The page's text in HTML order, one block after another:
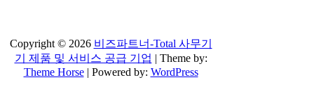
Copyright © 2026 비즈파트너-Total 사무기
기 제품 및 서비스 공급 기업 | Theme by:
Theme Horse| Powered by: WordPress